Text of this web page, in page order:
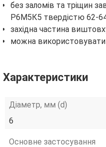
без заломів та тріщин
Р6М5К5 твердістю 62-
західна частина
можна використовувати
Характеристики
Діаметр, мм (d)
6
Основне застосування